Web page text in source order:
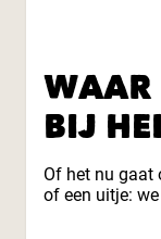
WAAR
BIJ
Of het nu gaat
of een uitje: